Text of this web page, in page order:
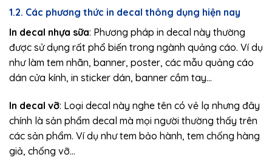
1.2. Các phương thức in decal thông dụng hiện nay
In decal nhựa sữa: Phương pháp in decal này thường
được sử dụng rất phổ biến trong ngành quảng cáo. Ví dụ
như làm tem nhãn, banner, poster, các mẫu quảng cáo
dán cửa kính, in sticker dán, banner cầm tay…
In decal vỡ: Loại decal này nghe tên có vẻ lạ nhưng đây
chính là sản phẩm decal mà mọi người thường thấy trên
các sản phẩm. Ví dụ như tem bảo hành, tem chống hàng
giả, chống vỡ…